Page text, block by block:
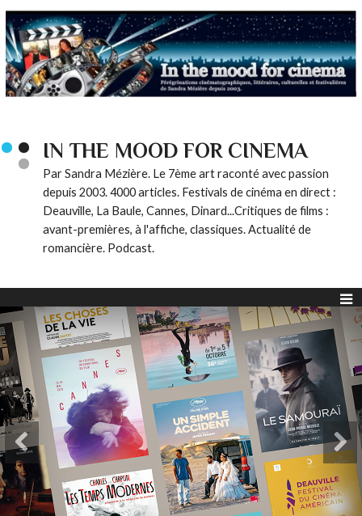
IN THE MOOD FOR CINEMA
Par Sandra Mézière. Le 7ème art raconté avec passion
depuis 2003. 4000 articles. Festivals de cinéma en direct :
Deauville, La Baule, Cannes, Dinard...Critiques de films :
avant-premières, à l'affiche, classiques. Actualité de
romancière. Podcast.